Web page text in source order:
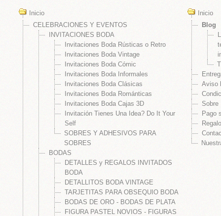
Inicio
CELEBRACIONES Y EVENTOS
INVITACIONES BODA
Invitaciones Boda Rústicas o Retro
Invitaciones Boda Vintage
Invitaciones Boda Cómic
Invitaciones Boda Informales
Invitaciones Boda Clásicas
Invitaciones Boda Románticas
Invitaciones Boda Cajas 3D
Invitación Tienes Una Idea? Do It Your
Self
SOBRES Y ADHESIVOS PARA
SOBRES
BODAS
DETALLES y REGALOS INVITADOS
BODA
DETALLITOS BODA VINTAGE
TARJETITAS PARA OBSEQUIO BODA
BODAS DE ORO - BODAS DE PLATA
FIGURA PASTEL NOVIOS - FIGURAS
Inicio
Blog
Aviso
Sobre
Pago
PELO
Y CEREMONIAS
PARA ANILLOS BODA
y Portafotos Personalizados
Comunión
Delicados y Actuales
Tradicionales